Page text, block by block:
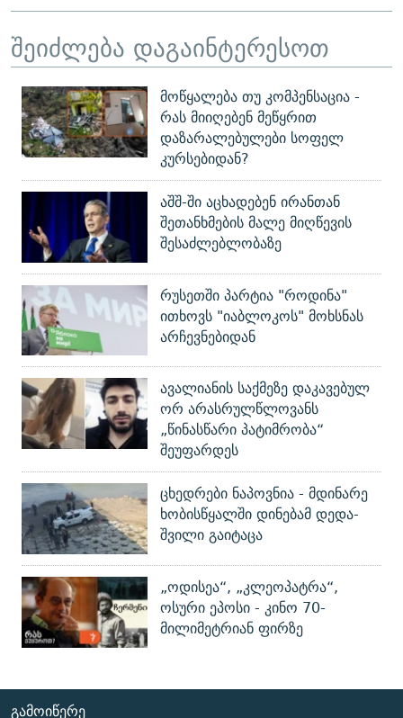
შეიძლება დაგაინტერესოთ
მოწყალება თუ კომპენსაცია -
რას მიიღებენ მეწყრით
დაზარალებულები სოფელ
კურსებიდან?
აშშ-ში აცხადებენ ირანთან
შეთანხმების მალე მიღწევის
შესაძლებლობაზე
რუსეთში პარტია "როდინა"
ითხოვს "იაბლოკოს" მოხსნას
არჩევნებიდან
ავალიანის საქმეზე დაკავებულ
ორ არასრულწლოვანს
„წინასწარი პატიმრობა“
შეუფარდეს
ცხედრები ნაპოვნია - მდინარე
ხობისწყალში დინებამ დედა-
შვილი გაიტაცა
„ოდისეა“, „კლეოპატრა“,
ოსური ეპოსი - კინო 70-
მილიმეტრიან ფირზე
ᲒᲐᲛᲝᲘᲬᲔᲠᲔ